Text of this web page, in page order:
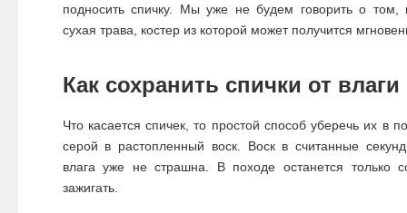
подносить спичку. Мы уже не будем говорить о том,
сухая трава, костер из которой может получится
Как сохранить спички от влаги
Что касается спичек, то простой способ уберечь их в
серой в растопленный воск. Воск в считанные
влага уже не страшна. В походе останется только
зажигать.